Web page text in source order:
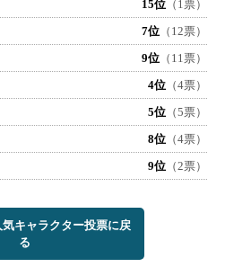
15位 （1票）
7位 （12票）
9位 （11票）
4位 （4票）
5位 （5票）
8位 （4票）
9位 （2票）
キャラクター投票に戻
る